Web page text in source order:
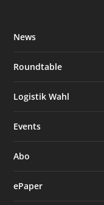
News
Roundtable
Logistik Wahl
Events
Abo
ePaper